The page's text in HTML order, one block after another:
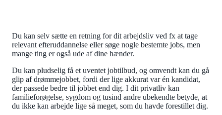
Du kan selv sætte en retning for dit arbejdsliv ved fx at tage
relevant efteruddannelse eller søge nogle bestemte jobs, men
mange ting er også ude af dine hænder.
Du kan pludselig få et uventet jobtilbud, og omvendt kan du gå
glip af drømmejobbet, fordi der lige akkurat var én kandidat,
der passede bedre til jobbet end dig. I dit privatliv kan
familieforøgelse, sygdom og tusind andre ubekendte betyde, at
du ikke kan arbejde lige så meget, som du havde forestillet dig.